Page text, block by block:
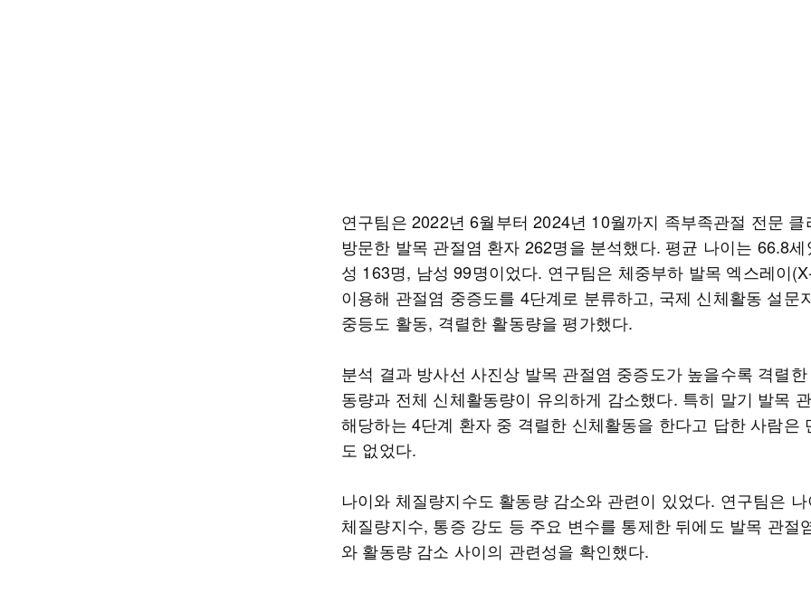
연구팀은 2022년 6월부터 2024년 10월까지 족부족관절 전문 클
방문한 발목 관절염 환자 262명을 분석했다. 평균 나이는 66.8세
성 163명, 남성 99명이었다. 연구팀은 체중부하 발목 엑스레이
이용해 관절염 중증도를 4단계로 분류하고, 국제 신체활동 설문
중등도 활동, 격렬한 활동량을 평가했다.
분석 결과 방사선 사진상 발목 관절염 중증도가 높을수록 격렬
동량과 전체 신체활동량이 유의하게 감소했다. 특히 말기 발목
해당하는 4단계 환자 중 격렬한 신체활동을 한다고 답한 사람은
도 없었다.
나이와 체질량지수도 활동량 감소와 관련이 있었다. 연구팀은
체질량지수, 통증 강도 등 주요 변수를 통제한 뒤에도 발목 관절
와 활동량 감소 사이의 관련성을 확인했다.